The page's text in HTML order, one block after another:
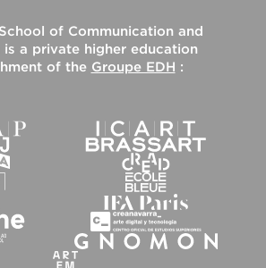
of Communication and
is a private higher education
of the Groupe EDH :